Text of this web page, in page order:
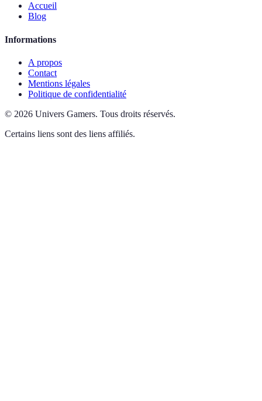
Accueil
Blog
Informations
A propos
Contact
Mentions légales
Politique de confidentialité
© 2026 Univers Gamers. Tous droits réservés.
Certains liens sont des liens affiliés.